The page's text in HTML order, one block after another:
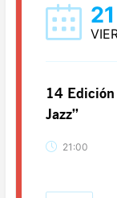
21
14 Edición
Jazz”
21:00